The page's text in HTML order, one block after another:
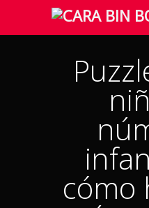
cómo